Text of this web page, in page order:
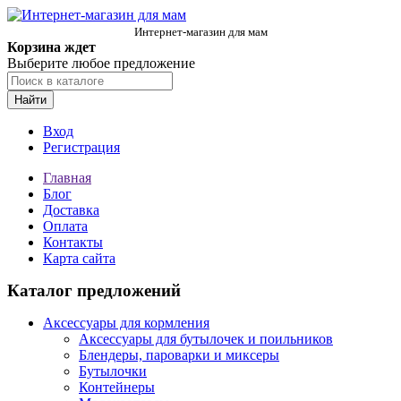
Интернет-магазин для мам
Корзина ждет
Выберите любое предложение
Найти
Вход
Регистрация
Главная
Блог
Доставка
Оплата
Контакты
Карта сайта
Каталог предложений
Аксессуары для кормления
Аксессуары для бутылочек и поильников
Блендеры, пароварки и миксеры
Бутылочки
Контейнеры